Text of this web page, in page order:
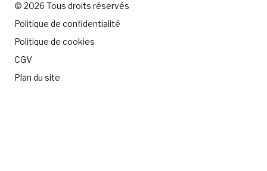
© 2026 Tous droits réservés
Politique de confidentialité
Politique de cookies
CGV
Plan du site